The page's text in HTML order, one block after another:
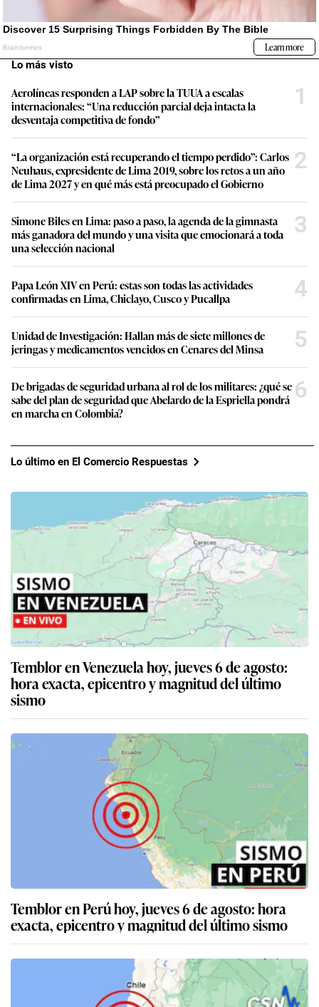
Lo más visto
Aerolíneas responden a LAP sobre la TUUA a escalas
internacionales: “Una reducción parcial deja intacta la
desventaja competitiva de fondo”
1
“La organización está recuperando el tiempo perdido”: Carlos
Neuhaus, expresidente de Lima 2019, sobre los retos a un año
de Lima 2027 y en qué más está preocupado el Gobierno
2
Simone Biles en Lima: paso a paso, la agenda de la gimnasta
más ganadora del mundo y una visita que emocionará a toda
una selección nacional
3
Papa León XIV en Perú: estas son todas las actividades
confirmadas en Lima, Chiclayo, Cusco y Pucallpa
4
Unidad de Investigación: Hallan más de siete millones de
jeringas y medicamentos vencidos en Cenares del Minsa
5
De brigadas de seguridad urbana al rol de los militares: ¿qué se
sabe del plan de seguridad que Abelardo de la Espriella pondrá
en marcha en Colombia?
6
Lo último en El Comercio Respuestas
Temblor en Venezuela hoy, jueves 6 de agosto:
hora exacta, epicentro y magnitud del último
sismo
Temblor en Perú hoy, jueves 6 de agosto: hora
exacta, epicentro y magnitud del último sismo